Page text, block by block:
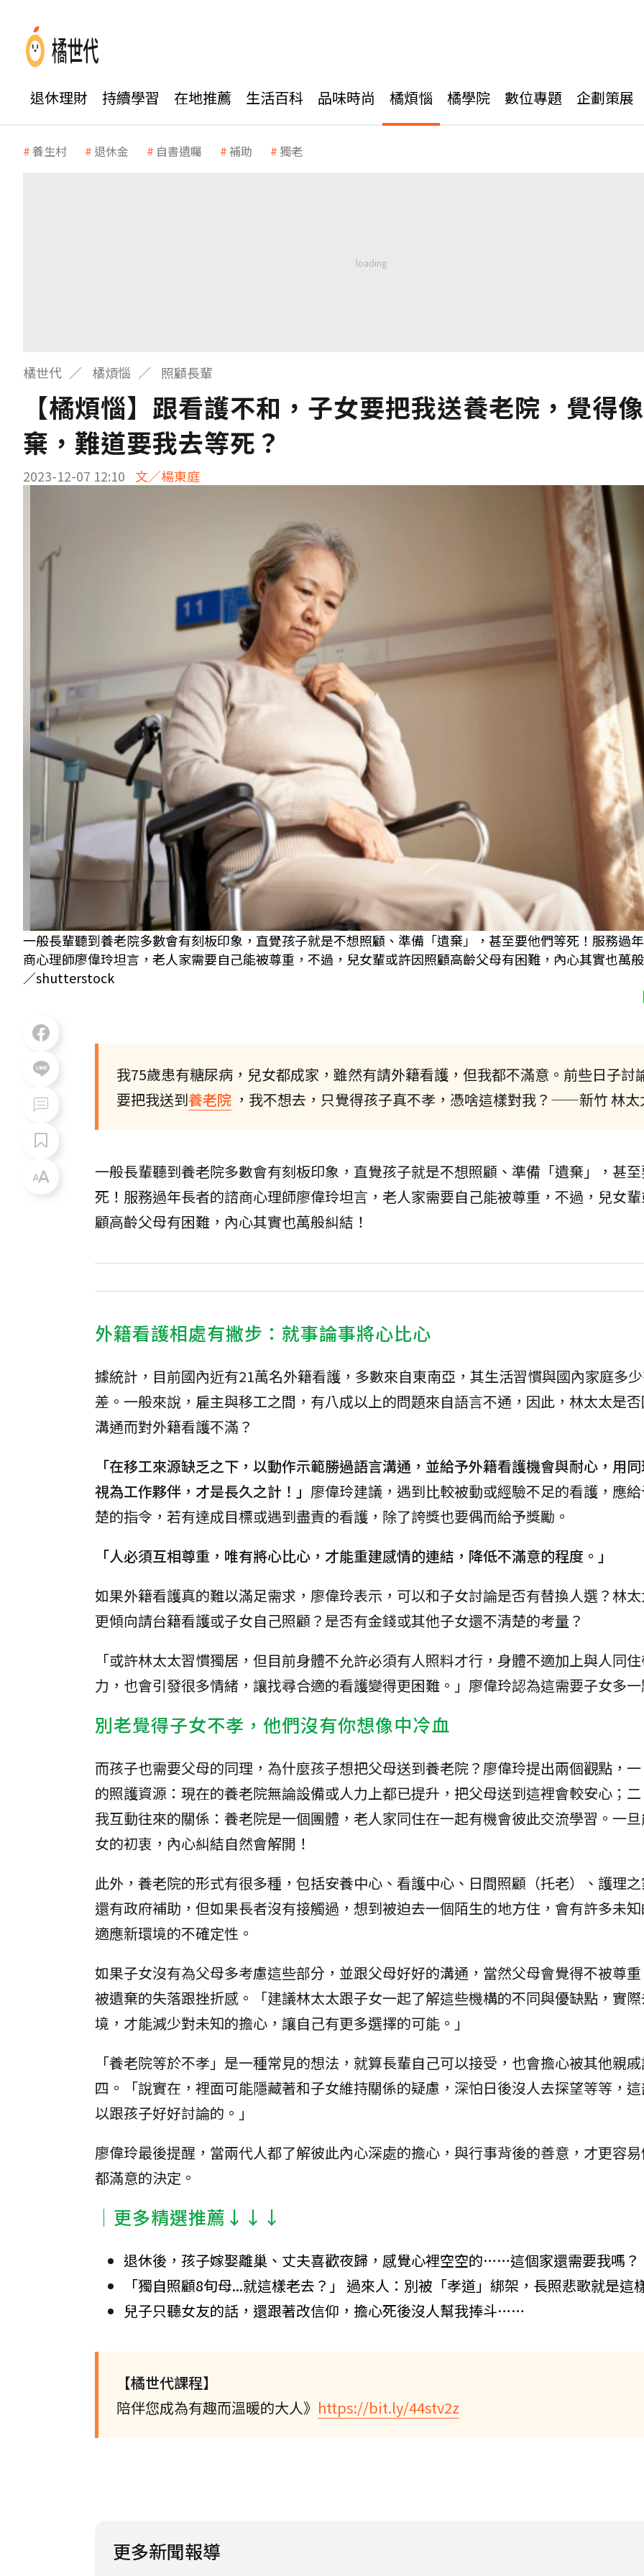
退休理財 持續學習 在地推薦 生活百科 品味時尚 橘煩惱 橘學院 數位專題 企劃策展
養生村 退休金 自書遺囑 補助 獨老
橘世代 橘煩惱 照顧長輩
【橘煩惱】跟看護不和，子女要把我送養老院，覺得
棄，難道要我去等死？
2023-12-07 12:10 文／楊東庭
一般長輩聽到養老院多數會有刻板印象，直覺孩子就是不想照顧、準備「遺棄」，甚至要他們等死！服務過
商心理師廖偉玲坦言，老人家需要自己能被尊重，不過，兒女輩或許因照顧高齡父母有困難，內心其實也萬
／shutterstock
我75歲患有糖尿病，兒女都成家，雖然有請外籍看護，但我都不滿意。前些日子討
要把我送到養老院 ，我不想去，只覺得孩子真不孝，憑啥這樣對我？——新竹 林太
一般長輩聽到養老院多數會有刻板印象，直覺孩子就是不想照顧、準備「遺棄」，甚
死！服務過年長者的諮商心理師廖偉玲坦言，老人家需要自己能被尊重，不過，兒女
顧高齡父母有困難，內心其實也萬般糾結！
外籍看護相處有撇步：就事論事將心比心
據統計，目前國內近有21萬名外籍看護，多數來自東南亞，其生活習慣與國內家庭多
差。一般來說，雇主與移工之間，有八成以上的問題來自語言不通，因此，林太太是
溝通而對外籍看護不滿？
「在移工來源缺乏之下，以動作示範勝過語言溝通，並給予外籍看護機會與耐心，用
視為工作夥伴，才是長久之計！」 廖偉玲建議，遇到比較被動或經驗不足的看護，應
楚的指令，若有達成目標或遇到盡責的看護，除了誇獎也要偶而給予獎勵。
「人必須互相尊重，唯有將心比心，才能重建感情的連結，降低不滿意的程度。」
如果外籍看護真的難以滿足需求，廖偉玲表示，可以和子女討論是否有替換人選？林
更傾向請台籍看護或子女自己照顧？是否有金錢或其他子女還不清楚的考量？
「或許林太太習慣獨居，但目前身體不允許必須有人照料才行，身體不適加上與人同
力，也會引發很多情緒，讓找尋合適的看護變得更困難。」廖偉玲認為這需要子女多
別老覺得子女不孝，他們沒有你想像中冷血
而孩子也需要父母的同理，為什麼孩子想把父母送到養老院？廖偉玲提出兩個觀點，
的照護資源：現在的養老院無論設備或人力上都已提升，把父母送到這裡會較安心；
我互動往來的關係：養老院是一個團體，老人家同住在一起有機會彼此交流學習。一
女的初衷，內心糾結自然會解開！
此外，養老院的形式有很多種，包括安養中心、看護中心、日間照顧（托老）、護理
還有政府補助，但如果長者沒有接觸過，想到被迫去一個陌生的地方住，會有許多未
適應新環境的不確定性。
如果子女沒有為父母多考慮這些部分，並跟父母好好的溝通，當然父母會覺得不被尊
被遺棄的失落跟挫折感。「建議林太太跟子女一起了解這些機構的不同與優缺點，實
境，才能減少對未知的擔心，讓自己有更多選擇的可能。」
「養老院等於不孝」是一種常見的想法，就算長輩自己可以接受，也會擔心被其他親
四。「說實在，裡面可能隱藏著和子女維持關係的疑慮，深怕日後沒人去探望等等，
以跟孩子好好討論的。」
廖偉玲最後提醒，當兩代人都了解彼此內心深處的擔心，與行事背後的善意，才更容
都滿意的決定。
│更多精選推薦↓↓↓
退休後，孩子嫁娶離巢、丈夫喜歡夜歸，感覺心裡空空的……這個家還需要我嗎？
「獨自照顧8旬母...就這樣老去？」 過來人：別被「孝道」綁架，長照悲歌就是這
兒子只聽女友的話，還跟著改信仰，擔心死後沒人幫我捧斗……
【橘世代課程】
陪伴您成為有趣而溫暖的大人》 https://bit.ly/44stv2z
更多新聞報導